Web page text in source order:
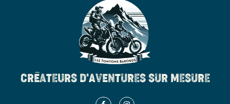
propose donc de découvrir des
expositions inédites de moto de
collection, parfois jamais sorties du
garage… ✨ Au programme :
rétrospectives, ambiance unique et
véhicules hors du commun.
CRÉATEURS D'AVENTURES SUR MESURE